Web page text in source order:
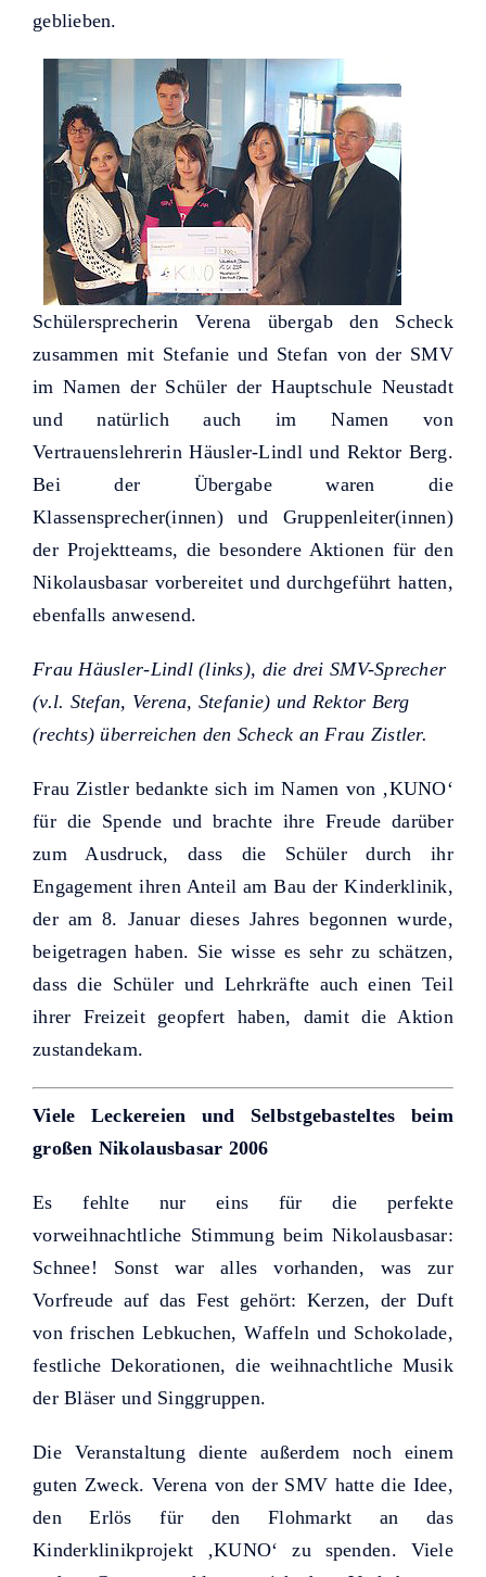
geblieben.
Schülersprecherin Verena übergab den Scheck
zusammen mit Stefanie und Stefan von der SMV
im Namen der Schüler der Hauptschule Neustadt
und natürlich auch im Namen von
Vertrauenslehrerin Häusler-Lindl und Rektor Berg.
Bei der Übergabe waren die
Klassensprecher(innen) und Gruppenleiter(innen)
der Projektteams, die besondere Aktionen für den
Nikolausbasar vorbereitet und durchgeführt hatten,
ebenfalls anwesend.
Frau Häusler-Lindl (links), die drei SMV-Sprecher
(v.l. Stefan, Verena, Stefanie) und Rektor Berg
(rechts) überreichen den Scheck an Frau Zistler.
Frau Zistler bedankte sich im Namen von ‚KUNO‘
für die Spende und brachte ihre Freude darüber
zum Ausdruck, dass die Schüler durch ihr
Engagement ihren Anteil am Bau der Kinderklinik,
der am 8. Januar dieses Jahres begonnen wurde,
beigetragen haben. Sie wisse es sehr zu schätzen,
dass die Schüler und Lehrkräfte auch einen Teil
ihrer Freizeit geopfert haben, damit die Aktion
zustandekam.
Viele Leckereien und Selbstgebasteltes beim
großen Nikolausbasar 2006
Es fehlte nur eins für die perfekte
vorweihnachtliche Stimmung beim Nikolausbasar:
Schnee! Sonst war alles vorhanden, was zur
Vorfreude auf das Fest gehört: Kerzen, der Duft
von frischen Lebkuchen, Waffeln und Schokolade,
festliche Dekorationen, die weihnachtliche Musik
der Bläser und Singgruppen.
Die Veranstaltung diente außerdem noch einem
guten Zweck. Verena von der SMV hatte die Idee,
den Erlös für den Flohmarkt an das
Kinderklinikprojekt ‚KUNO‘ zu spenden. Viele